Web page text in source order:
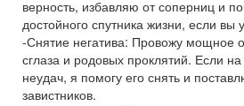
верность, избавляю от соперниц и
достойного спутника жизни, если вы
-Снятие негатива: Провожу мощное
сглаза и родовых проклятий. Если на
неудач, я помогу его снять и
завистников.